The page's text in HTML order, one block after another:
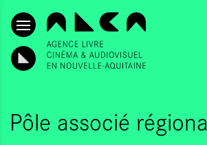
ALLER AU CONTENU
Pôle associé